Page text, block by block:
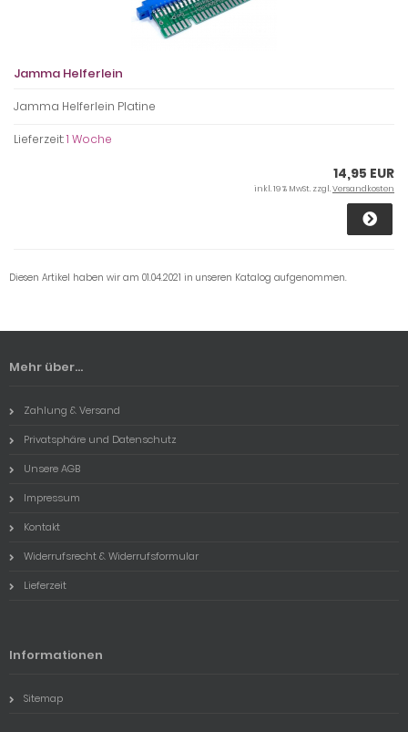
Jamma Helferlein
Jamma Helferlein Platine
Lieferzeit:1 Woche
14,95 EUR
inkl. 19 % MwSt. zzgl.Versandkosten
Diesen Artikel haben wir am 01.04.2021 in unseren Katalog aufgenommen.
Mehr über...
Zahlung & Versand
Privatsphäre und Datenschutz
Unsere AGB
Impressum
Kontakt
Widerrufsrecht & Widerrufsformular
Lieferzeit
Informationen
Sitemap